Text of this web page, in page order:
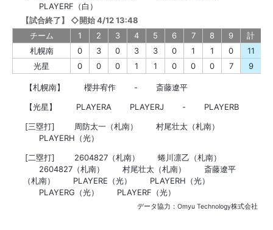
PLAYERF（白）
【試合終了】
◇開始 4/12 13:48
チーム
1 2 3 4 5 6 7 8 9
計
札幌南
0 3 0 3 3 0 1 1 0
11
光星
0 0 0 1 1 0 0 0 7 9
【札幌南】 櫻井宥作 -
斎藤遼平
【光星】
PLAYERA PLAYERJ -
PLAYERB
[三塁打]
周防太一（札南）
村尾壮太（札南）
PLAYERH（光）
[二塁打]
2604827（札南）
蜷川凛乙（札南）
2604827（札南）
村尾壮太（札南）
斎藤遼平
（札南）
PLAYERE（光）
PLAYERH（光）
PLAYERG（光）
PLAYERF（光）
データ協力：Omyu Technology株式会社